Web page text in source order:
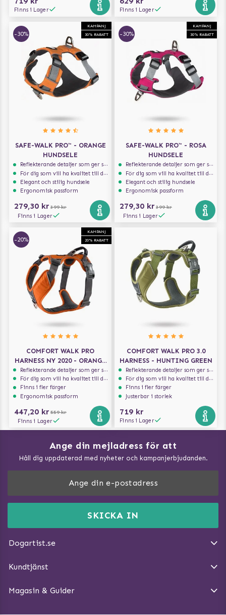
Finns i Lager Finns i Lager
KAMPANJ
30% RABATT
-30%
SAFE-WALK PRO™ - ORANGE
HUNDSELE
Reflekterande detaljer som ger synlighet i svagt ljus
För dig som vill ha kvalitet till din hund!
Elegant och stilig hundsele
Ergonomisk passform
279,30 kr 399 kr
Finns i Lager
KAMPANJ
30% RABATT
-30%
SAFE-WALK PRO™ - ROSA
HUNDSELE
Reflekterande detaljer som ger synlighet i svagt ljus
För dig som vill ha kvalitet till din hund!
Elegant och stilig hundsele
Ergonomisk passform
279,30 kr 399 kr
Finns i Lager
KAMPANJ
20% RABATT
-20%
COMFORT WALK PRO
HARNESS NY 2020 - ORANGE
SUN
Reflekterande detaljer som ger synlighet i svagt ljus
För dig som vill ha kvalitet till din hund!
Finns i fler färger
Ergonomisk passform
447,20 kr 559 kr
Finns i Lager
COMFORT WALK PRO 3.0
HARNESS - HUNTING GREEN
Reflekterande detaljer som ger synlighet i svagt ljus
För dig som vill ha kvalitet till din hund!
Finns i fler färger
Justerbar i storlek
719 kr
Finns i Lager
Ange din mejladress för att
Håll dig uppdaterad med nyheter och kampanjerbjudanden.
SKICKA IN
Dogartist.se
DogArtist.se drivs av:
E-post:info@dogartist.se
Kundtjänst
Ångra Köp
Magasin & Guider
Vad kan hundar äta?
Träna Nose Work hemma
Så gör du promenaden roligare
Hundbäddar